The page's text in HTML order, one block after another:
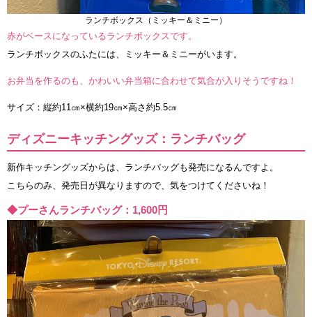
ランチボックス（ミッキー＆ミニー）
赤がベースになっているランチボックスです。
ランチボックスのふたには、ミッキー＆ミニーがいます。
お弁当を作るのも、かわいい弁当箱に合わせて気合が入りそうですね！
サイズ：縦約11㎝×横約19㎝×高さ約5.5㎝
ディズニーキッチングッズ：ランチバッグ
新作キッチングッズからは、ランチバッグも発売になるんですよ。
こちらのみ、発売日が異なりますので、気をつけてくださいね！
◆プーさんランチバッグ：1,600円